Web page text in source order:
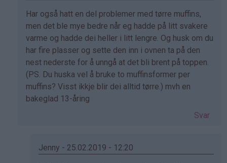
Som
svar
på
av
Silje
(ikke
bekreftet)
Har også hatt en del problemer med tørre muffins,
men det ble mye bedre når eg hadde på litt svakere
varme og hadde dei heller i litt lengre. Og husk om du
har fire plasser og sette den inn i ovnen ta på den
nest nederste for å unngå at det bli brent på toppen.
(PS. Du huska vel å bruke to muffinsformer per
muffins? Visst ikkje blir dei alltid tørre.) mvh en
bakeglad 13-åring
Svar
Jenny - 25.02.2019 - 12:20